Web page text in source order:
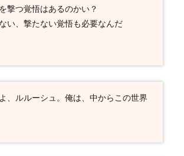
撃つ覚悟はあるのかい？
い、撃たない覚悟も必要なんだ
、ルルーシュ。俺は、中からこの世界